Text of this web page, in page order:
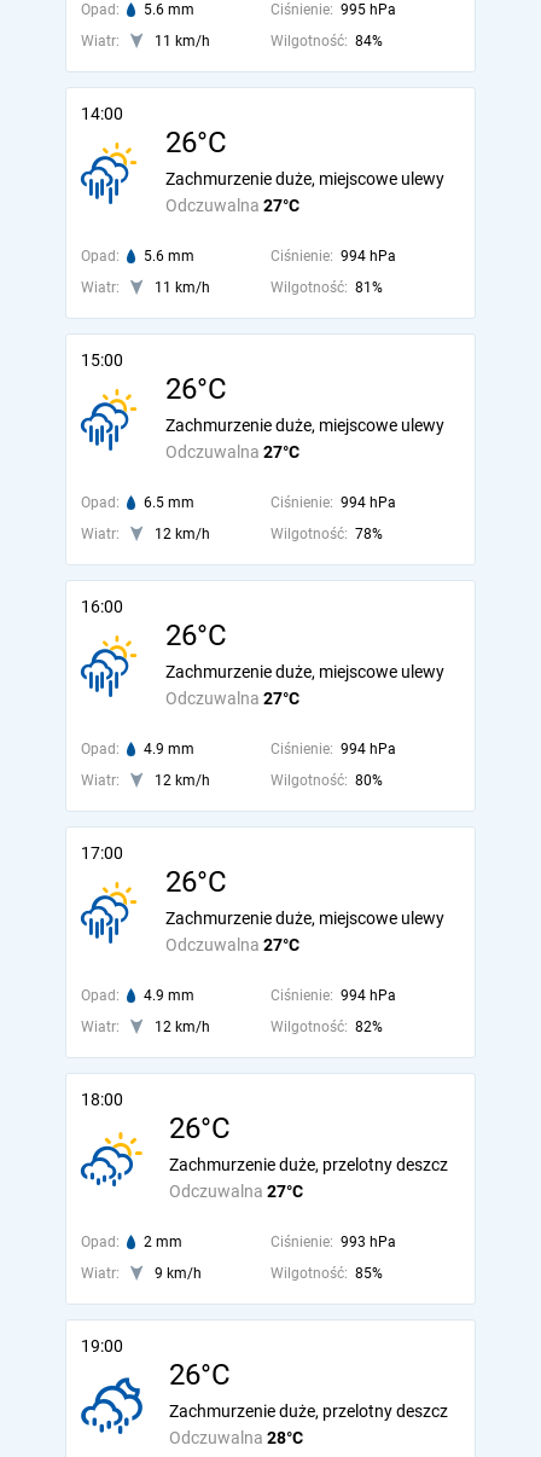
Opad: 5.6 mm Ciśnienie: 995 hPa
Wiatr:
11 km/h Wilgotność: 84%
14:00
26°C
Odczuwalna 27°C
Zachmurzenie duże, miejscowe ulewy
Opad: 5.6 mm Ciśnienie: 994 hPa
Wiatr:
11 km/h Wilgotność: 81%
15:00
26°C
Odczuwalna 27°C
Zachmurzenie duże, miejscowe ulewy
Opad: 6.5 mm Ciśnienie: 994 hPa
Wiatr:
12 km/h Wilgotność: 78%
16:00
26°C
Odczuwalna 27°C
Zachmurzenie duże, miejscowe ulewy
Opad: 4.9 mm Ciśnienie: 994 hPa
Wiatr:
12 km/h Wilgotność: 80%
17:00
26°C
Odczuwalna 27°C
Zachmurzenie duże, miejscowe ulewy
Opad: 4.9 mm Ciśnienie: 994 hPa
Wiatr:
12 km/h Wilgotność: 82%
18:00
26°C
Odczuwalna 27°C
Zachmurzenie duże, przelotny deszcz
Opad: 2 mm Ciśnienie: 993 hPa
Wiatr:
9 km/h Wilgotność: 85%
19:00
26°C
Odczuwalna 28°C
Zachmurzenie duże, przelotny deszcz